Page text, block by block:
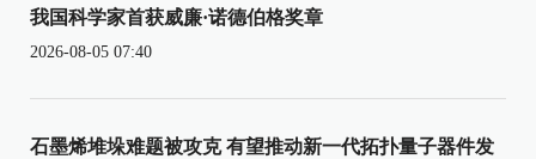
我国科学家首获威廉·诺德伯格奖章
2026-08-05 07:40
石墨烯堆垛难题被攻克 有望推动新一代拓扑量子器件发